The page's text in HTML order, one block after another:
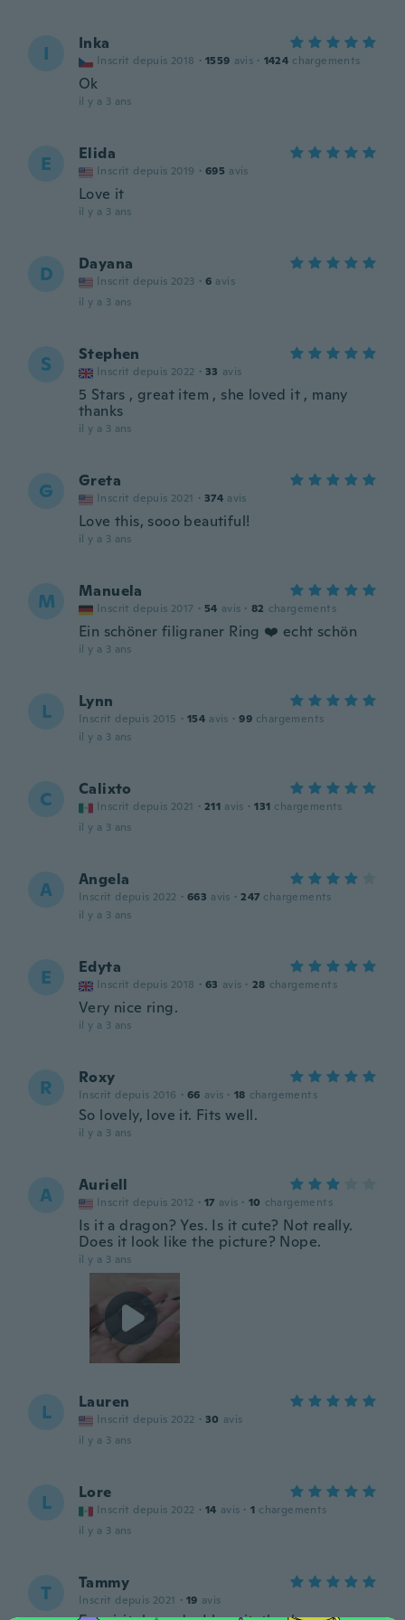
I Inka
Inscrit depuis 2018 · 1559 avis · 1424 chargements
Ok
il y a 3 ans
E Elida
Inscrit depuis 2019 · 695 avis
Love it
il y a 3 ans
D Dayana
Inscrit depuis 2023 · 6 avis
il y a 3 ans
S Stephen
Inscrit depuis 2022 · 33 avis
5 Stars , great item , she loved it , many
thanks
il y a 3 ans
G Greta
Inscrit depuis 2021 · 374 avis
Love this, sooo beautiful!
il y a 3 ans
M Manuela
Inscrit depuis 2017 · 54 avis · 82 chargements
Ein schöner filigraner Ring ❤️ echt schön
il y a 3 ans
L Lynn
Inscrit depuis 2015 · 154 avis · 99 chargements
il y a 3 ans
C Calixto
Inscrit depuis 2021 · 211 avis · 131 chargements
il y a 3 ans
A Angela
Inscrit depuis 2022 · 663 avis · 247 chargements
il y a 3 ans
E Edyta
Inscrit depuis 2018 · 63 avis · 28 chargements
Very nice ring.
il y a 3 ans
R Roxy
Inscrit depuis 2016 · 66 avis · 18 chargements
So lovely, love it. Fits well.
il y a 3 ans
A Auriell
Inscrit depuis 2012 · 17 avis · 10 chargements
Is it a dragon? Yes. Is it cute? Not really.
Does it look like the picture? Nope.
il y a 3 ans
L Lauren
Inscrit depuis 2022 · 30 avis
il y a 3 ans
L Lore
Inscrit depuis 2022 · 14 avis · 1 chargements
il y a 3 ans
T Tammy
Inscrit depuis 2021 · 19 avis